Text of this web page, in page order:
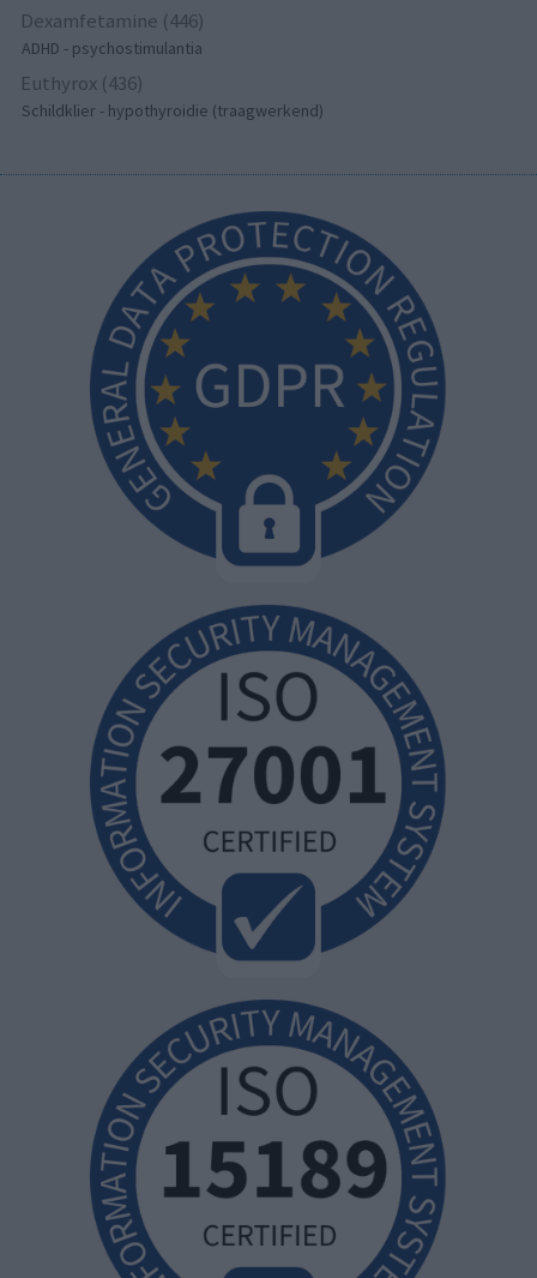
Dexamfetamine (446)
ADHD - psychostimulantia
Euthyrox (436)
Schildklier - hypothyroidie (traagwerkend)